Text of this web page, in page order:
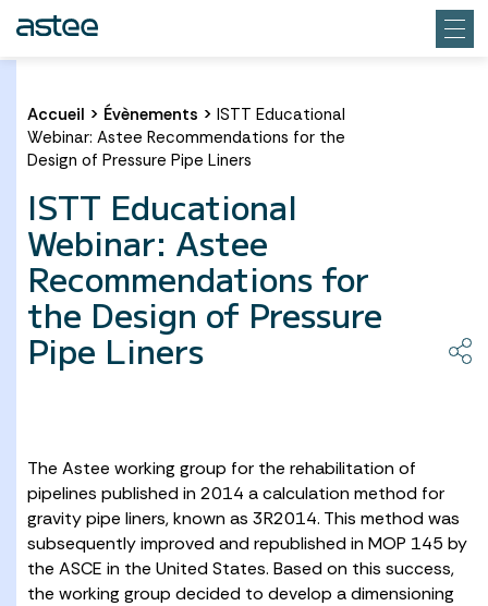
Accueil > Évènements > ISTT Educational
Webinar: Astee Recommendations for the
Design of Pressure Pipe Liners
ISTT Educational
Webinar: Astee
Recommendations for
the Design of Pressure
Pipe Liners
The Astee working group for the rehabilitation of
pipelines published in 2014 a calculation method for
gravity pipe liners, known as 3R2014. This method was
subsequently improved and republished in MOP 145 by
the ASCE in the United States. Based on this success,
the working group decided to develop a dimensioning